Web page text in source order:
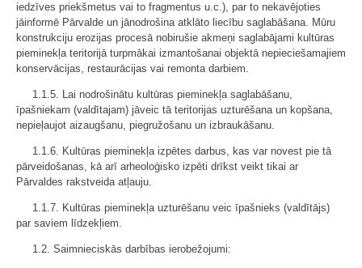
iedzīves priekšmetus vai to fragmentus u.c.), par to nekavējoties
jāinformē Pārvalde un jānodrošina atklāto liecību saglabāšana. Mūru
konstrukciju erozijas procesā nobirušie akmeņi saglabājami kultūras
pieminekļa teritorijā turpmākai izmantošanai objektā nepieciešamajiem
konservācijas, restaurācijas vai remonta darbiem.
1.1.5. Lai nodrošinātu kultūras pieminekļa saglabāšanu,
īpašniekam (valdītajam) jāveic tā teritorijas uzturēšana un kopšana,
nepieļaujot aizaugšanu, piegružošanu un izbraukāšanu.
1.1.6. Kultūras pieminekļa izpētes darbus, kas var novest pie tā
pārveidošanas, kā arī arheoloģisko izpēti drīkst veikt tikai ar
Pārvaldes rakstveida atļauju.
1.1.7. Kultūras pieminekļa uzturēšanu veic īpašnieks (valdītājs)
par saviem līdzekļiem.
1.2. Saimnieciskās darbības ierobežojumi: